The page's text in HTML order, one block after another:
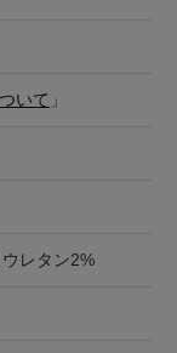
いて 」
レタン2%